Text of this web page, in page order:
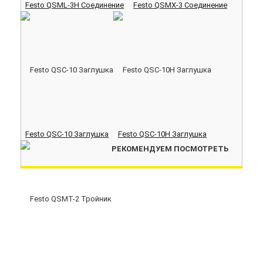
Festo QSML-3H Соединение Festo QSMX-3 Соединение
Festo QSC-10 Заглушка Festo QSC-10H Заглушка
РЕКОМЕНДУЕМ ПОСМОТРЕТЬ